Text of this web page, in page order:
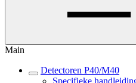
Main
Detectoren P40/M40
Specifieke